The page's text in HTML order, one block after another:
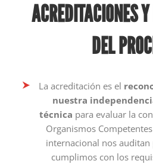
ACREDITACIONES
DEL
La acreditación es el
nuestra
técnica para evaluar la
Organismos
internacional nos
cumplimos con los